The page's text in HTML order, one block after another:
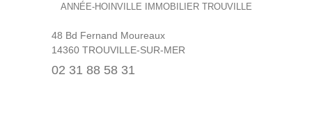
ANNÉE-HOINVILLE IMMOBILIER TROUVILLE
48 Bd Fernand Moureaux
14360 TROUVILLE-SUR-MER
02 31 88 58 31